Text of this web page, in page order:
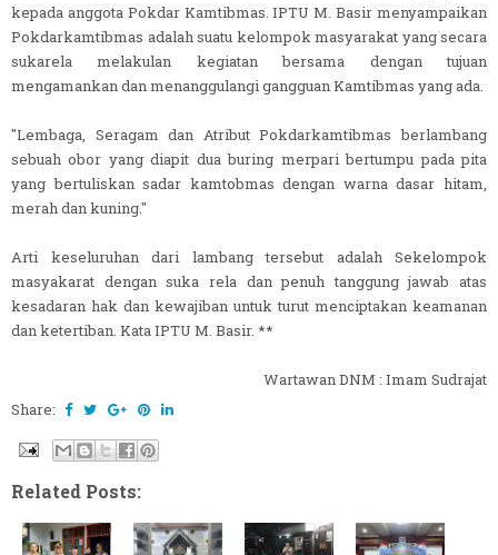
kepada anggota Pokdar Kamtibmas. IPTU M. Basir menyampaikan
Pokdarkamtibmas adalah suatu kelompok masyarakat yang secara
sukarela melakulan kegiatan bersama dengan tujuan
mengamankan dan menanggulangi gangguan Kamtibmas yang ada.
"Lembaga, Seragam dan Atribut Pokdarkamtibmas berlambang
sebuah obor yang diapit dua buring merpari bertumpu pada pita
yang bertuliskan sadar kamtobmas dengan warna dasar hitam,
merah dan kuning."
Arti keseluruhan dari lambang tersebut adalah Sekelompok
masyakarat dengan suka rela dan penuh tanggung jawab atas
kesadaran hak dan kewajiban untuk turut menciptakan keamanan
dan ketertiban. Kata IPTU M. Basir. **
Wartawan DNM : Imam Sudrajat
Share:
Related Posts: